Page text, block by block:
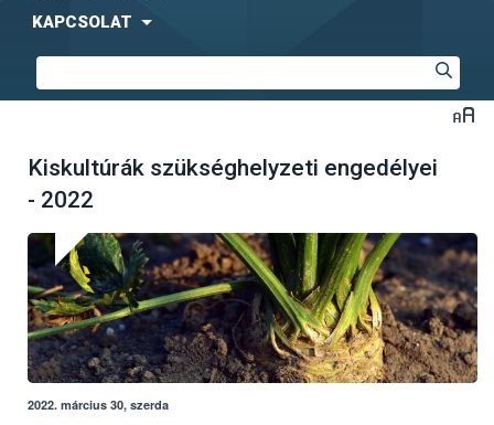
KAPCSOLAT
Kiskultúrák szükséghelyzeti engedélyei
- 2022
2022. március 30, szerda